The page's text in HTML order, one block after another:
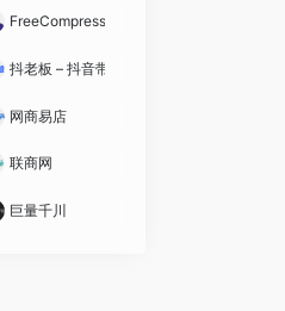
FreeCompress
抖老板 – 抖音带货，就用抖老板
机器人
网商易店
联商网
巨量千川